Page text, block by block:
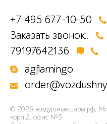
+7 495 677-10-50
Заказать звонок..
79197642136
agflamingo
© 2026 воздушныешары.рф,
корп.2, офис №3